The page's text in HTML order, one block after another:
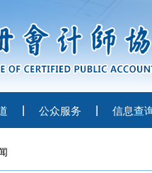
公众服务 信息查